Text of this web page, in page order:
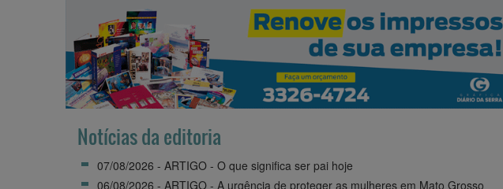
Notícias da editoria
07/08/2026 - ARTIGO - O que significa ser pai hoje
06/08/2026 - ARTIGO - A urgência de proteger as mulheres em Mato Grosso